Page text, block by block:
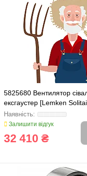
5825680 Вентилятор
ексгаустер [Lemken
D650
Залишити відгук
32 410 ₴